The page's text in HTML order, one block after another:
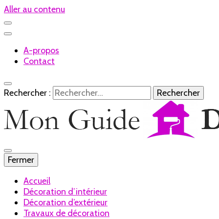
Aller au contenu
A-propos
Contact
Rechercher :
Mon Guide
Le blog de la décoration
Fermer
Accueil
Décoration d’intérieur
Décoration d’extérieur
Travaux de décoration